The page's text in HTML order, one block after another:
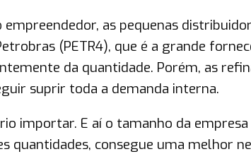
empreendedor, as pequenas
(PETR4), que é a grande
da quantidade. Porém, as
suprir toda a demanda interna.
importar. E aí o tamanho da
quantidades, consegue uma melhor